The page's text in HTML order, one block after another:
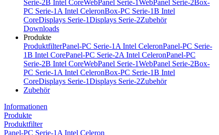
Serie-2B Intel CoreWebPanel Serie-1WebPanel Serie-2Box-
PC Serie-1A Intel CeleronBox-PC Serie-1B Intel
CoreDisplays Serie-1Displays Serie-2Zubehör
Downloads
Produkte
ProduktfilterPanel-PC Serie-1A Intel CeleronPanel-PC Serie-
1B Intel CorePanel-PC Serie-2A Intel CeleronPanel-PC
Serie-2B Intel CoreWebPanel Serie-1WebPanel Serie-2Box-
PC Serie-1A Intel CeleronBox-PC Serie-1B Intel
CoreDisplays Serie-1Displays Serie-2Zubehör
Zubehör
Informationen
Produkte
Produktfilter
Panel-PC Serie-1A Intel Celeron